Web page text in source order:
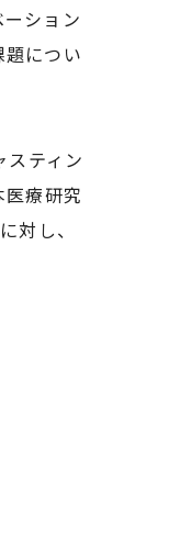
ション
につい
ティン
療研究
対し、